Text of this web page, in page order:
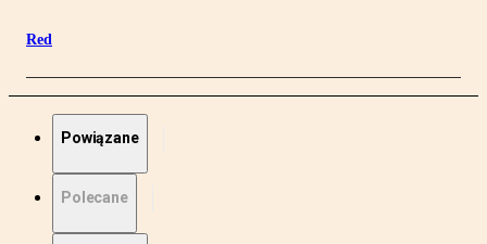
Red
Powiązane
Polecane